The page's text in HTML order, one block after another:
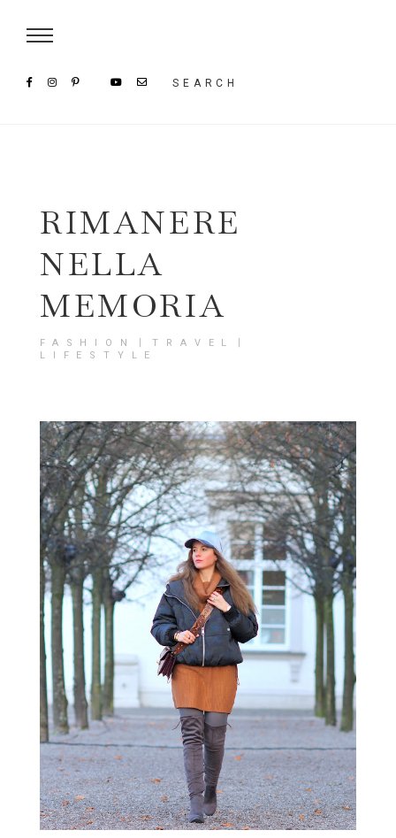
SEARCH
RIMANERE
NELLA
MEMORIA
FASHION〡TRAVEL〡
LIFESTYLE